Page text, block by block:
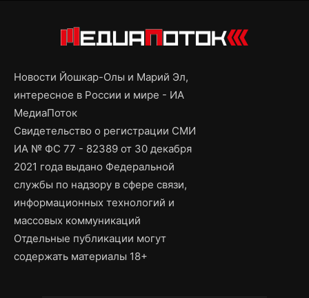
Новости Йошкар-Олы и Марий Эл,
интересное в России и мире - ИА
МедиаПоток
Свидетельство о регистрации СМИ
ИА № ФС 77 - 82389 от 30 декабря
2021 года выдано Федеральной
службы по надзору в сфере связи,
информационных технологий и
массовых коммуникаций
Отдельные публикации могут
содержать материалы 18+